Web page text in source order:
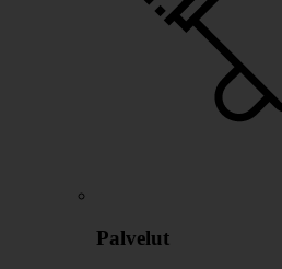
Palvelut